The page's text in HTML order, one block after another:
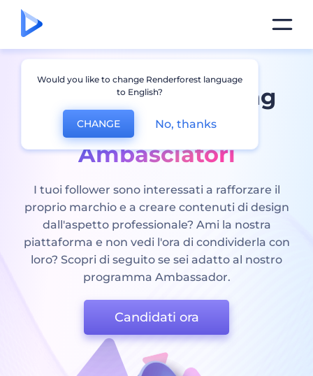
Foresta di rendering
Programma
Ambasciatori
I tuoi follower sono interessati a rafforzare il
proprio marchio e a creare contenuti di design
dall'aspetto professionale? Ami la nostra
piattaforma e non vedi l'ora di condividerla con
loro? Scopri di seguito se sei adatto al nostro
programma Ambassador.
Candidati ora
Would you like to change Renderforest language
to English?
CHANGE No, thanks